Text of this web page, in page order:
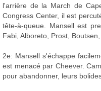
l'arrière de la March de
Congress Center, il est
tête-à-queue. Mansell est
Fabi, Alboreto, Prost,
2e: Mansell s'échappe
est menacé par Cheever.
pour abandonner, leurs